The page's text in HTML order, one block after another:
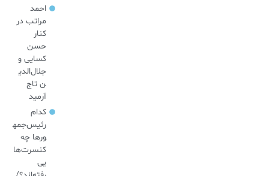
احمد
مراتب در
کنار
حسن
کسایی و
جلال‌الدی
ن تاج
آرمید
کدام
رئیس‌جمه
ورها چه
کنسرت‌ها
یی